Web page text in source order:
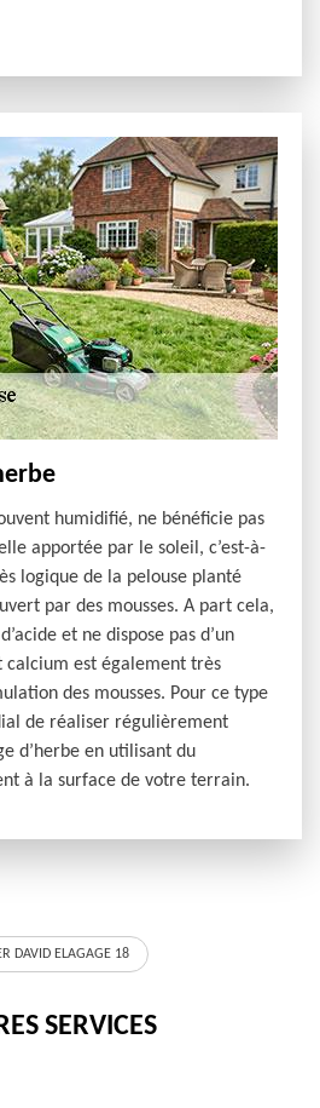
humidifié, ne bénéficie pas
apportée par le soleil, c’est-à-
logique de la pelouse planté
par des mousses. A part cela,
et ne dispose pas d’un
calcium est également très
des mousses. Pour ce type
de réaliser régulièrement
d’herbe en utilisant du
à la surface de votre terrain.
DAVID ELAGAGE 18
SERVICES